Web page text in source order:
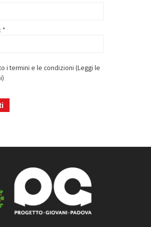
*
i termini e le condizioni (Leggi le
)